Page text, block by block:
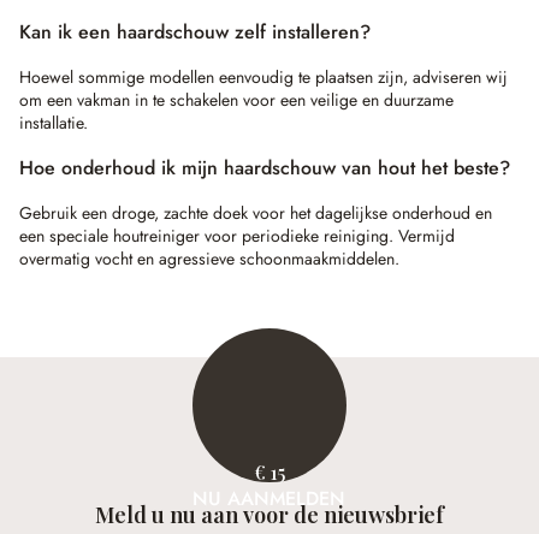
Kan ik een haardschouw zelf installeren?
Hoewel sommige modellen eenvoudig te plaatsen zijn, adviseren wij
om een vakman in te schakelen voor een veilige en duurzame
installatie.
Hoe onderhoud ik mijn haardschouw van hout het beste?
Gebruik een droge, zachte doek voor het dagelijkse onderhoud en
een speciale houtreiniger voor periodieke reiniging. Vermijd
overmatig vocht en agressieve schoonmaakmiddelen.
€ 15
NU AANMELDEN
Meld u nu aan voor de nieuwsbrief